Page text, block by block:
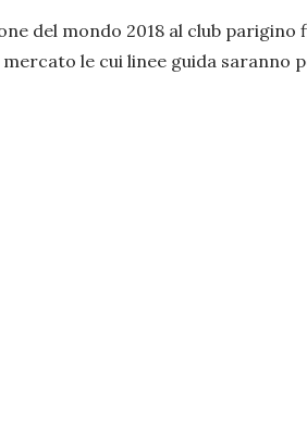
del mondo 2018 al club
le cui linee guida saranno